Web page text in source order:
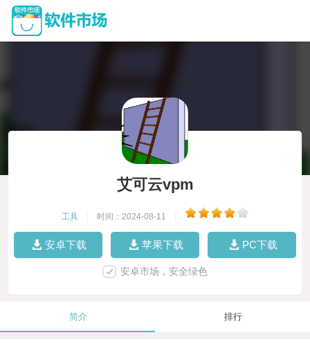
艾可云vpm
工具 时间：2024-08-11
安卓下载 苹果下载 PC下载
安卓市场，安全绿色
简介 排行